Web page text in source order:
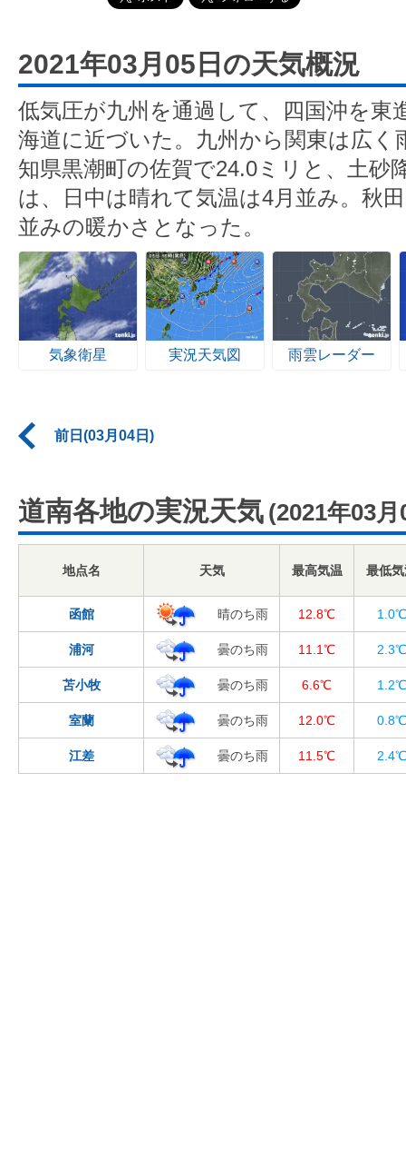
2021年03月05日の天気概況
低気圧が九州を通過して、四国沖を東
海道に近づいた。九州から関東は広く
知県黒潮町の佐賀で24.0ミリと、土砂
は、日中は晴れて気温は4月並み。秋
並みの暖かさとなった。
気象衛星 実況天気図 雨雲レーダー
前日(03月04日)
道南各地の実況天気 (2021年03月
地点名 天気 最高気温 最低
函館 晴のち雨 12.8℃ 1.0℃
浦河 曇のち雨 11.1℃ 2.3℃
苫小牧 曇のち雨 6.6℃ 1.2℃
室蘭 曇のち雨 12.0℃ 0.8℃
江差 曇のち雨 11.5℃ 2.4℃